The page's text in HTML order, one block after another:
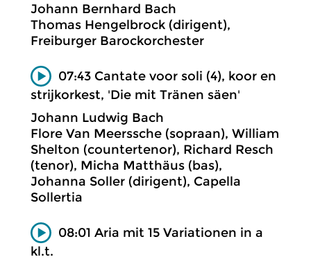
Johann Bernhard Bach
Thomas Hengelbrock (dirigent),
Freiburger Barockorchester
07:43 Cantate voor soli (4), koor en
strijkorkest, 'Die mit Tränen säen'
Johann Ludwig Bach
Flore Van Meerssche (sopraan), William
Shelton (countertenor), Richard Resch
(tenor), Micha Matthäus (bas),
Johanna Soller (dirigent), Capella
Sollertia
08:01 Aria mit 15 Variationen in a
kl.t.